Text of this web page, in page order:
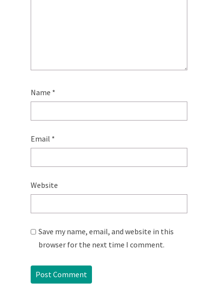
Name *
Email *
Website
Save my name, email, and website in this
browser for the next time I comment.